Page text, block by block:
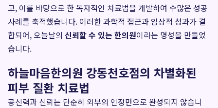
고, 이를 바탕으로 한 독자적인 치료법을 개발하여 수많은 성공
사례를 축적했습니다. 이러한 과학적 접근과 임상적 성과가 결
합되어, 오늘날의 신뢰할 수 있는 한의원이라는 명성을 만들었
습니다.
하늘마음한의원 강동천호점의 차별화된
피부 질환 치료법
공신력과 신뢰는 단순히 외부의 인정만으로 완성되지 않습니